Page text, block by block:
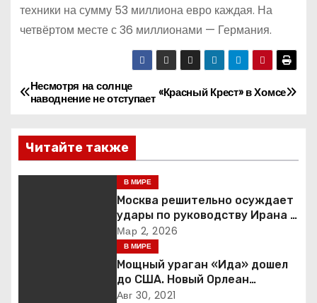
техники на сумму 53 миллиона евро каждая. На
четвёртом месте с 36 миллионами — Германия.
Н
в
и
«Красный Крест» в Хомсе
Несмотря на солнце
наводнение не отступает
Читайте также
В МИРЕ
Москва решительно осуждает
удары по руководству Ирана и
призывает к немедленной
деэскалации
Мар 2, 2026
В МИРЕ
Мощный ураган «Ида» дошел
до США. Новый Орлеан
готовится к удару стихии
Авг 30, 2021